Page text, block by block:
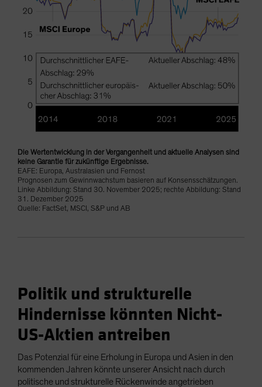
Die Wertentwicklung in der Vergangenheit und aktuelle Analysen sind
keine Garantie für zukünftige Ergebnisse.
EAFE: Europa, Australasien und Fernost
Prognosen zum Gewinnwachstum basieren auf Konsensschätzungen.
Linke Abbildung: Stand 30. November 2025; rechte Abbildung: Stand
31. Dezember 2025
Quelle: FactSet, MSCI, S&P und AB
Politik und strukturelle
Hindernisse könnten Nicht-
US-Aktien antreiben
Das Potenzial für eine Erholung in Europa und Asien in den
kommenden Jahren könnte unserer Ansicht nach durch
politische und strukturelle Rückenwinde angetrieben